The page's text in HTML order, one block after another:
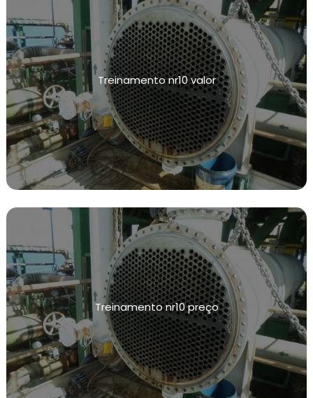
INSPEÇÃO NR13
NR13 VASOS DE PRESSÃO
INSPEÇÃO VASOS DE PRESSÃO NR13
CALIBRAÇÃO DE VÁLVULAS
CALIBRAÇÃO DE VÁLVULAS DE ALIVIO
CALIBRAÇÃO DE INSTRUMENTOS DE MEDIÇÃO
INSPEÇÕES DE INTEGRIDADE
TESTE DE ESTANQUEIDADE
TESTE DE ESTANQUEIDADE DE GÁS
TESTE DE ESTANQUEIDADE AR COMPRIMIDO
TESTE DE ESTANQUEIDADE ÁGUA FRIA
LAUDO DE TESTE DE ESTANQUEIDADE
TESTE DE ESTANQUEIDADE EM CALDEIRAS
TREINAMENTOS NR13
TREINAMENTO OPERADOR DE CALDEIRA NR13
Treinamento nr10 valor
Treinamento nr10 preço